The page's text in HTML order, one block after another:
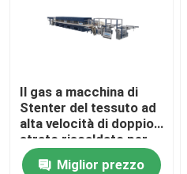
Il gas a macchina di
Stenter del tessuto ad
alta velocità di doppio
strato riscaldato per
tricotta il tessuto
Miglior prezzo